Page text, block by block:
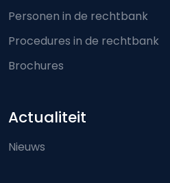
Personen in de rechtbank
Procedures in de rechtbank
Brochures
Actualiteit
Nieuws